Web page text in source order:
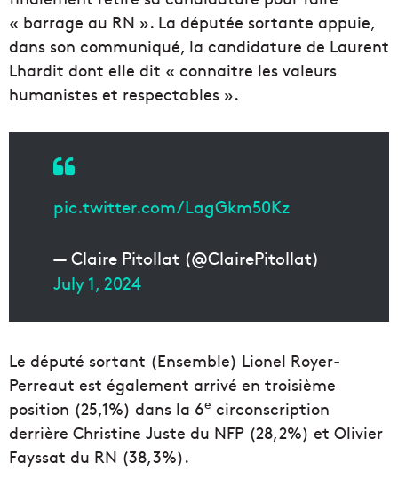
« barrage au RN ». La députée sortante appuie,
dans son communiqué, la candidature de Laurent
Lhardit dont elle dit « connaitre les valeurs
humanistes et respectables ».
pic.twitter.com/LagGkm50Kz
— Claire Pitollat (@ClairePitollat)
July 1, 2024
Le député sortant (Ensemble) Lionel Royer-
Perreaut est également arrivé en troisième
position (25,1%) dans la 6e circonscription
derrière Christine Juste du NFP (28,2%) et Olivier
Fayssat du RN (38,3%).